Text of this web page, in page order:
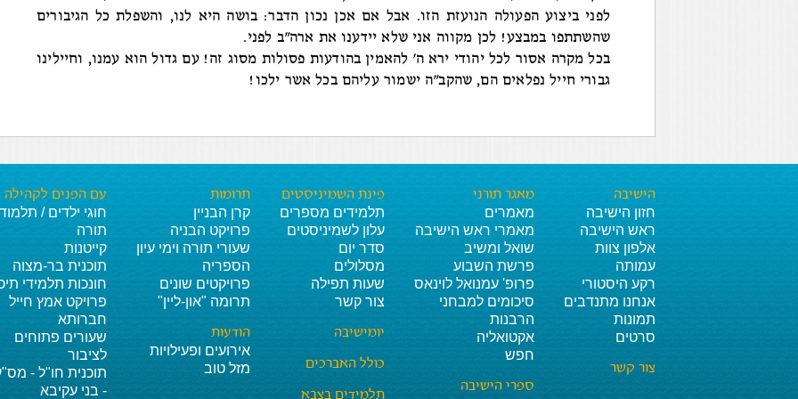
לפני ביצוע הפעולה הנועזת הזו. אבל אם אכן נכון הדבר: בושה היא לנו, והשפלת כל הגיבורים
שהשתתפו במבצע! לכן מקווה אני שלא יידענו את ארה"ב לפני.
בכל מקרה אסור לכל יהודי ירא ה' להאמין בהודעות פסולות מסוג זה! עם גדול הוא עמנו, וחיילינו
גבורי חייל נפלאים הם, שהקב"ה ישמור עליהם בכל אשר ילכו!
הישיבה
חזון הישיבה
ראש הישיבה
אלפון צוות
עמותה
רקע היסטורי
אנחנו מתנדבים
תמונות
סרטים
צור קשר
מאגר תורני
מאמרים
מאמרי ראש הישיבה
שואל ומשיב
פרשת השבוע
פרופ' עמנואל לוינאס
סיכומים למבחני
הרבנות
אקטואליה
חפש
ספרי הישיבה
פינת השמיניסטים
תלמידים מספרים
עלון לשמיניסטים
סדר יום
מסלולים
שעות תפילה
צור קשר
יומישיבה
כולל האברכים
תלמידים בצבא
תרומות
קרן הבניין
פרויקט הבניה
שעורי תורה וימי עיון
הספריה
פרויקטים שונים
תרומה "און-ליין"
הודעות
אירועים ופעילויות
מזל טוב
עם הפנים לקהילה
חוגי ילדים / תלמוד
תורה
קייטנות
תוכנית בר-מצוה
חונכות תלמידי
פרויקט אמץ חייל
חברותא
שעורים פתוחים
לציבור
תוכנית חו"ל -
- בני עקיבא